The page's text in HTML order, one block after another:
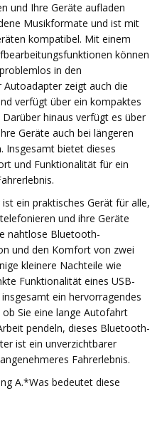
und Ihre Geräte aufladen
Musikformate und ist mit
kompatibel. Mit einem
können
in den
Autoadapter zeigt auch die
verfügt über ein kompaktes
hinaus verfügt es über
Geräte auch bei längeren
Insgesamt bietet dieses
und Funktionalität für ein
ein praktisches Gerät für alle,
und ihre Geräte
nahtlose Bluetooth-
und den Komfort von zwei
kleinere Nachteile wie
Funktionalität eines USB-
ein hervorragendes
ob Sie eine lange Autofahrt
pendeln, dieses Bluetooth-
ist ein unverzichtbarer
Fahrerlebnis.
A.*Was bedeutet diese